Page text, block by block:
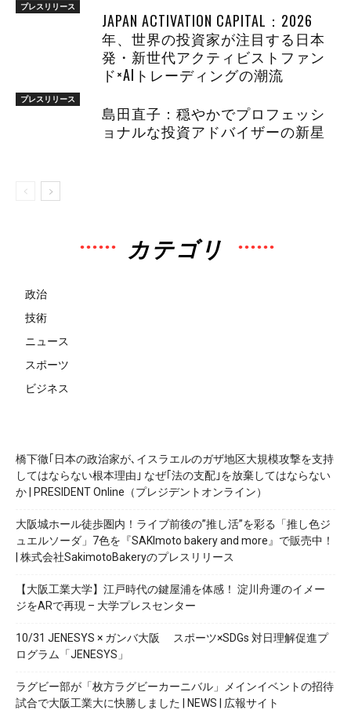
プレスリリース
JAPAN ACTIVATION CAPITAL：2026
年、世界の投資家が注目する日本
発・新世代アクティビストファン
ド×AIトレーディングの潮流
プレスリリース
島田直子：穏やかでプロフェッシ
ョナルな投資アドバイザーの新星
カテゴリ
政治
技術
ニュース
スポーツ
ビジネス
橋下徹｢日本の政治家が､イスラエルのガザ地区大規模攻撃を支持
してはならない根本理由｣ なぜ｢法の支配｣を放棄してはならない
か | PRESIDENT Online（プレジデントオンライン）
大阪城ホール徒歩圏内！ライブ前後の”推し活”を彩る「推し色ジ
ュエルソーダ」7色を『SAKImoto bakery and more』で販売中！
| 株式会社SakimotoBakeryのプレスリリース
【大阪工業大学】江戸時代の鍵屋浦を体感！ 淀川舟運のイメー
ジをARで再現 – 大学プレスセンター
10/31 JENESYS × ガンバ大阪 スポーツ×SDGs 対日理解促進プ
ログラム「JENESYS」
ラグビー部が「枚方ラグビーカーニバル」メインイベントの招待
試合で大阪工業大に快勝しました | NEWS | 広報サイト